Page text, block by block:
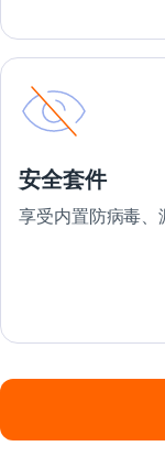
安全套件
享受内置防病毒、